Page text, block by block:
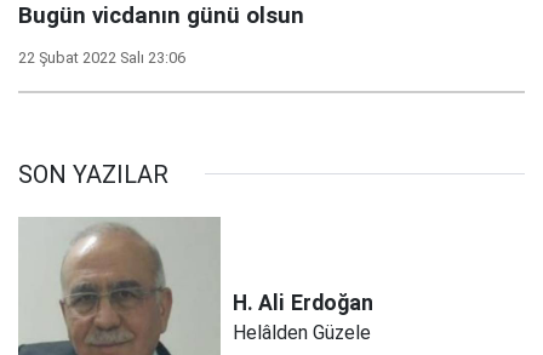
Bugün vicdanın günü olsun
22 Şubat 2022 Salı 23:06
SON YAZILAR
H. Ali Erdoğan
Helâlden Güzele